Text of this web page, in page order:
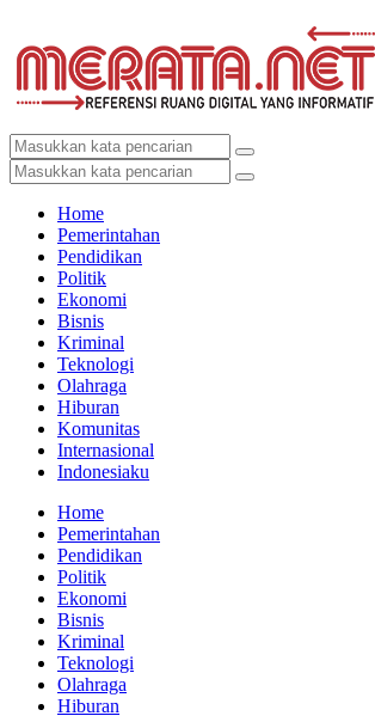
Home
Pemerintahan
Pendidikan
Politik
Ekonomi
Bisnis
Kriminal
Teknologi
Olahraga
Hiburan
Komunitas
Internasional
Indonesiaku
Home
Pemerintahan
Pendidikan
Politik
Ekonomi
Bisnis
Kriminal
Teknologi
Olahraga
Hiburan